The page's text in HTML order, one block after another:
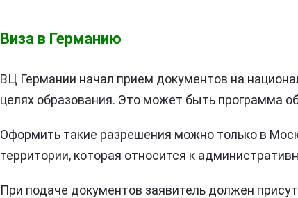
Виза в Германию
ВЦ Германии начал прием документов на
целях образования. Это может быть программа
Оформить такие разрешения можно только в
территории, которая относится к
При подаче документов заявитель должен